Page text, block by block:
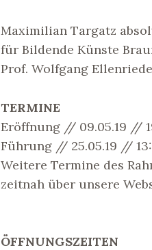
Maximilian Targatz
für Bildende Künste
Prof. Wolfgang
TERMINE
Eröffnung // 09.05.19 //
Führung // 25.05.19 //
Weitere Termine des
zeitnah über unsere
ÖFFNUNGSZEITEN